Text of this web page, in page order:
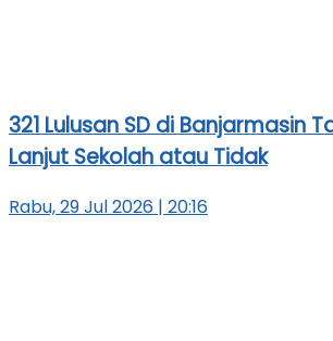
321 Lulusan SD di Banjarmasin
Lanjut Sekolah atau Tidak
Rabu, 29 Jul 2026 | 20:16